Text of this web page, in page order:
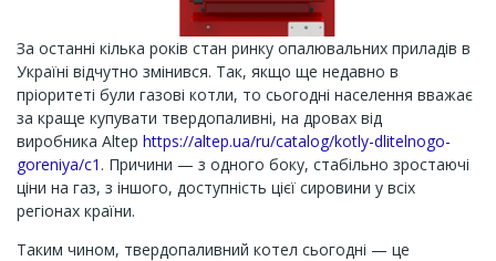
За останні кілька років стан ринку опалювальних приладів в
Україні відчутно змінився. Так, якщо ще недавно в
пріоритеті були газові котли, то сьогодні населення вважає
за краще купувати твердопаливні, на дровах від
виробника Altep https://altep.ua/ru/catalog/kotly-dlitelnogo-
goreniya/c1 . Причини — з одного боку, стабільно зростаючі
ціни на газ, з іншого, доступність цієї сировини у всіх
регіонах країни.
Таким чином, твердопаливний котел сьогодні — це